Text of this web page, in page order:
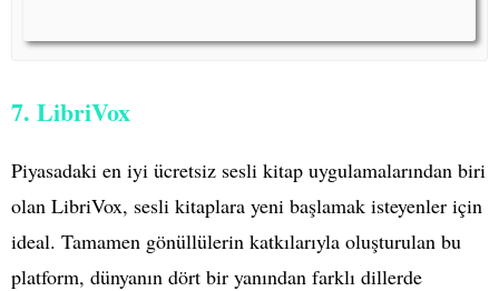
7. LibriVox
Piyasadaki en iyi ücretsiz sesli kitap uygulamalarından biri
olan LibriVox, sesli kitaplara yeni başlamak isteyenler için
ideal. Tamamen gönüllülerin katkılarıyla oluşturulan bu
platform, dünyanın dört bir yanından farklı dillerde